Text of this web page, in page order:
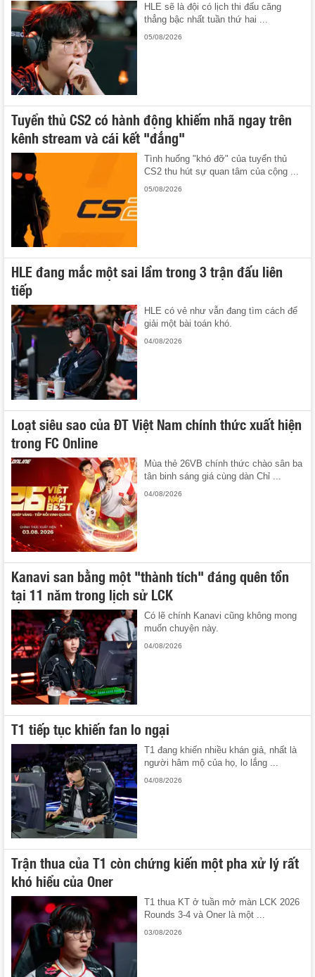
HLE sẽ là đội có lịch thi đấu căng
thẳng bậc nhất tuần thứ hai ...
05/08/2026
Tuyển thủ CS2 có hành động khiếm nhã ngay trên
kênh stream và cái kết "đắng"
Tình huống "khó đỡ" của tuyển thủ
CS2 thu hút sự quan tâm của cộng ...
05/08/2026
HLE đang mắc một sai lầm trong 3 trận đấu liên
tiếp
HLE có vẻ như vẫn đang tìm cách để
giải một bài toán khó.
04/08/2026
Loạt siêu sao của ĐT Việt Nam chính thức xuất hiện
trong FC Online
Mùa thẻ 26VB chính thức chào sân ba
tân binh sáng giá cùng dàn Chỉ ...
04/08/2026
Kanavi san bằng một "thành tích" đáng quên tồn
tại 11 năm trong lịch sử LCK
Có lẽ chính Kanavi cũng không mong
muốn chuyện này.
04/08/2026
T1 tiếp tục khiến fan lo ngại
T1 đang khiến nhiều khán giả, nhất là
người hâm mộ của họ, lo lắng ...
04/08/2026
Trận thua của T1 còn chứng kiến một pha xử lý rất
khó hiểu của Oner
T1 thua KT ở tuần mở màn LCK 2026
Rounds 3-4 và Oner là một ...
03/08/2026